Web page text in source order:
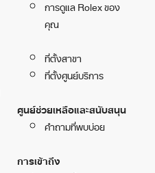
การดูแล Rolex ของ
คุณ
ที่ตั้งสาขา
ที่ตั้งศูนย์บริการ
ศูนย์ช่วยเหลือและสนับสนุน
คำถามที่พบบ่อย
การเข้าถึง